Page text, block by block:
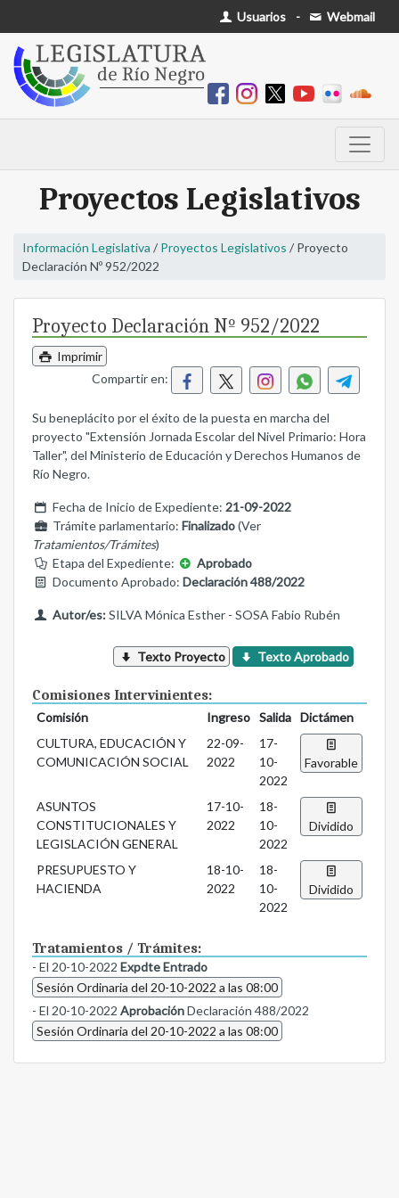
Usuarios - Webmail
Proyectos Legislativos
Información Legislativa / Proyectos Legislativos / Proyecto
Declaración Nº 952/2022
Proyecto Declaración Nº 952/2022
Imprimir
Compartir en:
Su beneplácito por el éxito de la puesta en marcha del
proyecto "Extensión Jornada Escolar del Nivel Primario: Hora
Taller", del Ministerio de Educación y Derechos Humanos de
Río Negro.
Fecha de Inicio de Expediente: 21-09-2022
Trámite parlamentario: Finalizado(Ver
Tratamientos/Trámites)
Etapa del Expediente:
Aprobado
Documento Aprobado: Declaración 488/2022
Autor/es:SILVA Mónica Esther - SOSA Fabio Rubén
Texto Proyecto Texto Aprobado
Comisiones Intervinientes:
Comisión Ingreso Salida
Dictámen
CULTURA, EDUCACIÓN Y
COMUNICACIÓN SOCIAL
22-09-
2022
17-
10-
2022
Favorable
ASUNTOS
CONSTITUCIONALES Y
LEGISLACIÓN GENERAL
17-10-
2022
18-
10-
2022
Dividido
PRESUPUESTO Y
HACIENDA
18-10-
2022
18-
10-
2022
Dividido
Tratamientos / Trámites:
- El 20-10-2022 Expdte Entrado
Sesión Ordinaria del 20-10-2022 a las 08:00
- El 20-10-2022 AprobaciónDeclaración 488/2022
Sesión Ordinaria del 20-10-2022 a las 08:00